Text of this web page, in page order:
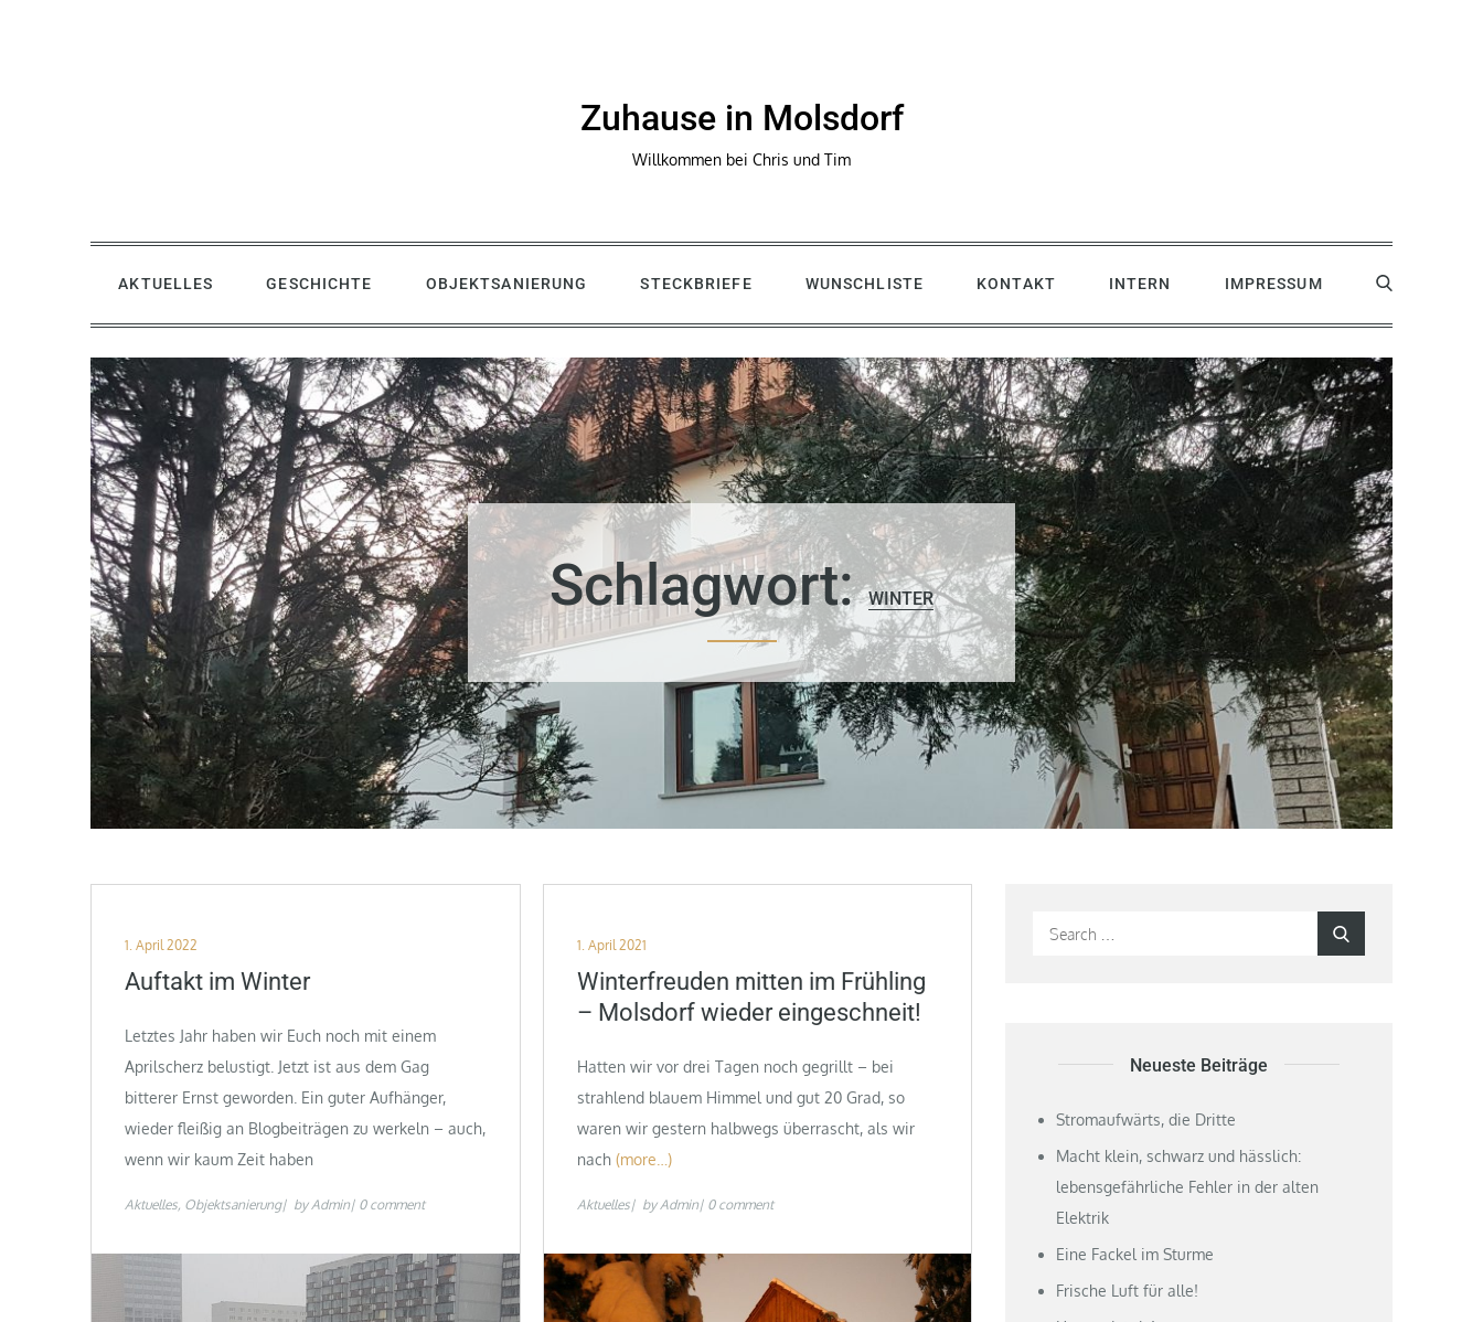
Zuhause in Molsdorf
Willkommen bei Chris und Tim
AKTUELLES GESCHICHTE OBJEKTSANIERUNG STECKBRIEFE WUNSCHLISTE KONTAKT INTERN IMPRESSUM
Schlagwort:WINTER
Posted
on
1. April 2022
Auftakt im Winter
Letztes Jahr haben wir Euch noch mit einem
Aprilscherz belustigt. Jetzt ist aus dem Gag
bitterer Ernst geworden. Ein guter Aufhänger,
wieder fleißig an Blogbeiträgen zu werkeln – auch,
wenn wir kaum Zeit haben
Aktuelles Objektsanierung by Admin 0 comment
Posted
on
1. April 2021
Winterfreuden mitten im Frühling
– Molsdorf wieder eingeschneit!
Hatten wir vor drei Tagen noch gegrillt – bei
strahlend blauem Himmel und gut 20 Grad, so
waren wir gestern halbwegs überrascht, als wir
nach (more…)
Aktuelles by Admin 0 comment
Search
Neueste Beiträge
Stromaufwärts, die Dritte
Macht klein, schwarz und hässlich:
lebensgefährliche Fehler in der alten
Elektrik
Eine Fackel im Sturme
Frische Luft für alle!